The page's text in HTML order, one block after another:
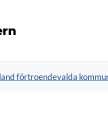
förtroendevalda